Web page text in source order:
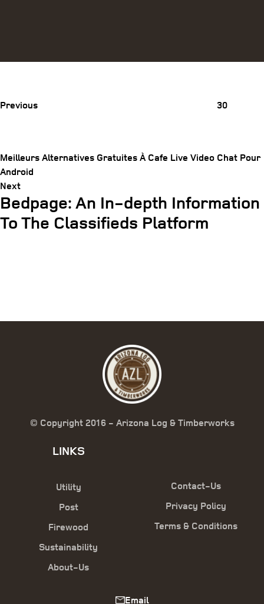
Post
navigation
Previous
30
Meilleurs Alternatives Gratuites À Cafe Live Video Chat Pour
Android
Next
Post
Next
Bedpage: An In-depth Information
To The Classifieds Platform
© Copyright 2016 - Arizona Log & Timberworks
LINKS
Utility
Post
Firewood
Sustainability
About-Us
Contact-Us
Privacy Policy
Terms & Conditions
Email